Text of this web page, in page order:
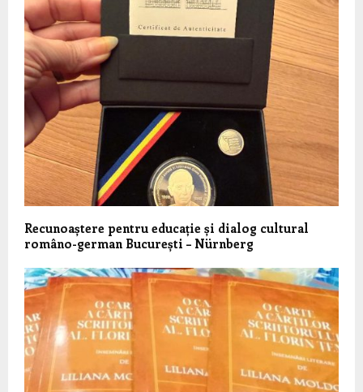
Recunoaștere pentru educație și dialog cultural
româno-german București – Nürnberg